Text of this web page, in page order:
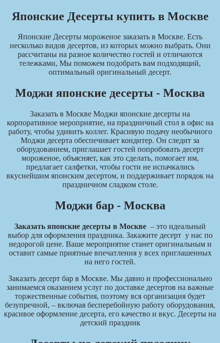
Японские Десерты купить в Москве
Японские Десерты мороженое заказать в Москве. Есть
несколько видов десертов, из которых можно выбрать. Они
рассчитаны на разное количество гостей и отличаются
тележками, Мы поможем подобрать вам подходящий,
оптимальный оригинальный десерт.
Моджи японские десерты - Москва
Заказать в Москве Моджи японские десерты на
корпоративное мероприятие, на праздничный стол в офис на
работу, чтобы удивить коллег. Красивую подачу необычного
Моджи десерта обеспечивает кондитер. Он следит за
оборудованием, приглашает гостей попробовать десерт
мороженое, объясняет, как это сделать, помогает им,
предлагает салфетки, чтобы гости не испачкались
вкуснейшим японским десертом, и поддерживает порядок на
праздничном сладком столе.
Моджи бар - Москва
Заказать японские десерты в Москве – это идеальный
выбор для оформления праздника. Закажите десерт у нас по
недорогой цене. Ваше мероприятие станет оригинальным и
оставит самые приятные впечатления у всех приглашенных
на него гостей.
Заказать десерт бар в Москве. Мы давно и профессионально
занимаемся оказанием услуг по доставке десертов на важные
торжественные события, поэтому вся организация будет
безупречной, – включая бесперебойную работу оборудования,
красивое оформление десерта, его качество и вкус. Десерты на
детский праздник